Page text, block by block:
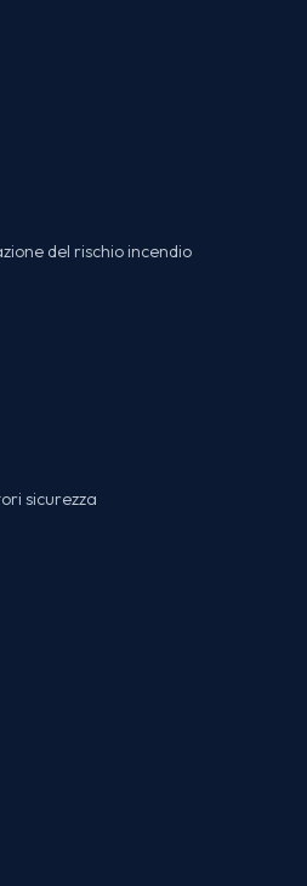
del rischio incendio
sicurezza